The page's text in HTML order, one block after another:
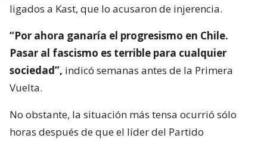
ligados a Kast, que lo acusaron de injerencia.
“Por ahora ganaría el progresismo en Chile.
Pasar al fascismo es terrible para cualquier
sociedad”, indicó semanas antes de la Primera
Vuelta.
No obstante, la situación más tensa ocurrió sólo
horas después de que el líder del Partido